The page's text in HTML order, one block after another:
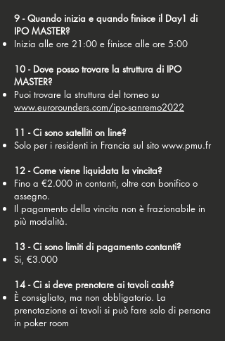
9 - Quando inizia e quando finisce il Day1 di
IPO MASTER?
Inizia alle ore 21:00 e finisce alle ore 5:00
10 - Dove posso trovare la struttura di IPO
MASTER?
Puoi trovare la struttura del torneo su
www.eurorounders.com/ipo-sanremo2022
11 - Ci sono satelliti on line?
Solo per i residenti in Francia sul sito www.pmu.fr
12 - Come viene liquidata la vincita?
Fino a €2.000 in contanti, oltre con bonifico o
assegno.
Il pagamento della vincita non è frazionabile in
più modalità.
13 - Ci sono limiti di pagamento contanti?
Si, €3.000
14 - Ci si deve prenotare ai tavoli cash?
È consigliato, ma non obbligatorio. La
prenotazione ai tavoli si può fare solo di persona
in poker room